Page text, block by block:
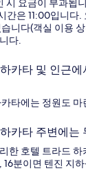
시 요금이 부과됩
간은 11:00입니다
니다(객실 이용
다.
카타 및 인근
타에는 정원도
카타 주변에는
한 호텔 트라드
16분이면 텐진 지